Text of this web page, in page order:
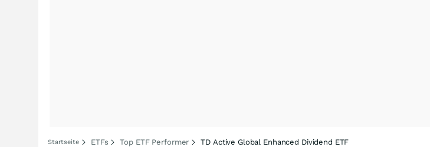
Startseite ETFs Top ETF Performer TD Active Global Enhanced Dividend ETF